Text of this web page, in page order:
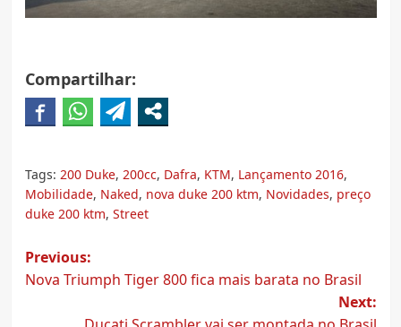
Compartilhar:
Tags: 200 Duke, 200cc, Dafra, KTM, Lançamento 2016,
Mobilidade, Naked, nova duke 200 ktm, Novidades, preço
duke 200 ktm, Street
Post
navigation
Previous:
Nova Triumph Tiger 800 fica mais barata no Brasil
Next: